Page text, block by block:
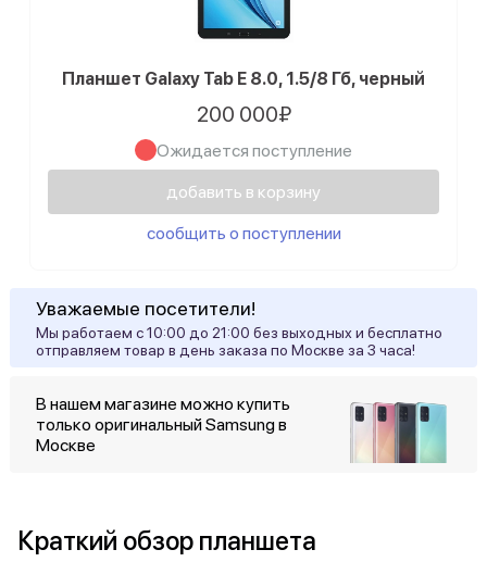
Samsung Galaxy Tab S9 FE Plus
Samsung Galaxy Tab S9 Plus
Samsung Galaxy Tab S9 FE
Samsung Galaxy Tab S9
Samsung Galaxy Tab S8 Ultra
Samsung Galaxy Tab S8
Samsung Galaxy Tab S6 Lite
Планшет Galaxy Tab E 8.0, 1.5/8 Гб, черный
200 000₽
Ожидается поступление
добавить в корзину
сообщить о поступлении
Уважаемые посетители!
Мы работаем с 10:00 до 21:00 без выходных и бесплатно
отправляем товар в день заказа по Москве за 3 часа!
В нашем магазине можно купить
только оригинальный Samsung в
Москве
Краткий обзор планшета